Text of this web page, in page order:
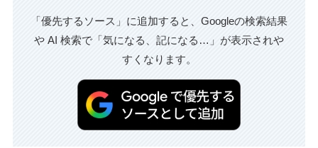
「優先するソース」に追加すると、Googleの検索結果
や AI 検索で「気になる、記になる…」が表示されや
すくなります。